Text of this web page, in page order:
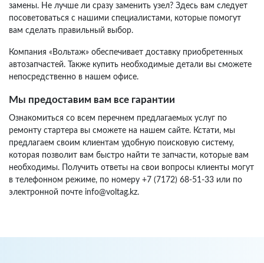
замены. Не лучше ли сразу заменить узел? Здесь вам следует
посоветоваться с нашими специалистами, которые помогут
вам сделать правильный выбор.
Компания «Вольтаж» обеспечивает доставку приобретенных
автозапчастей. Также купить необходимые детали вы сможете
непосредственно в нашем офисе.
Мы предоставим вам все гарантии
Ознакомиться со всем перечнем предлагаемых услуг по
ремонту стартера вы сможете на нашем сайте. Кстати, мы
предлагаем своим клиентам удобную поисковую систему,
которая позволит вам быстро найти те запчасти, которые вам
необходимы. Получить ответы на свои вопросы клиенты могут
в телефонном режиме, по номеру +7 (7172) 68-51-33 или по
электронной почте info@voltag.kz.